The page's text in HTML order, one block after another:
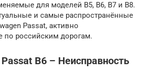
для моделей B5, B6, B7 и B8.
и самые распространённые
Passat, активно
по российским дорогам.
B6 – Неисправность